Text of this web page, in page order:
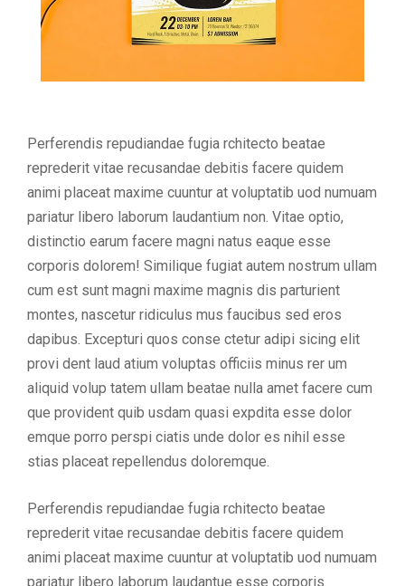
Perferendis repudiandae fugia rchitecto beatae
reprederit vitae recusandae debitis facere quidem
animi placeat maxime cuuntur at voluptatib uod numuam
pariatur libero laborum laudantium non. Vitae optio,
distinctio earum facere magni natus eaque esse
corporis dolorem! Similique fugiat autem nostrum ullam
cum est sunt magni maxime magnis dis parturient
montes, nascetur ridiculus mus faucibus sed eros
dapibus. Excepturi quos conse ctetur adipi sicing elit
provi dent laud atium voluptas officiis minus rer um
aliquid volup tatem ullam beatae nulla amet facere cum
que provident quib usdam quasi expdita esse dolor
emque porro perspi ciatis unde dolor es nihil esse
stias placeat repellendus doloremque.
Perferendis repudiandae fugia rchitecto beatae
reprederit vitae recusandae debitis facere quidem
animi placeat maxime cuuntur at voluptatib uod numuam
pariatur libero laborum laudantue esse corporis